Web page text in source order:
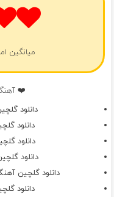
میانگین
❤️
دانلود
دانلود
دانلود
دانلود
دانلود گلچین
دانلود